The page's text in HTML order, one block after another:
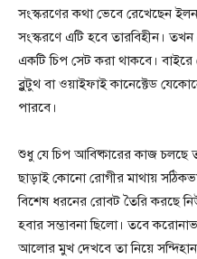
সংস্করণের কথা ভেবে রেখেছেন
সংস্করণে এটি হবে তারবিহীন।
একটি চিপ সেট করা থাকবে।
ব্লুটুথ বা ওয়াইফাই কানেক্টেড
পারবে।
শুধু যে চিপ আবিষ্কারের কাজ চলছে
ছাড়াই কোনো রোগীর মাথায়
বিশেষ ধরনের রোবট তৈরি করছে
হবার সম্ভাবনা ছিলো। তবে
আলোর মুখ দেখবে তা নিয়ে